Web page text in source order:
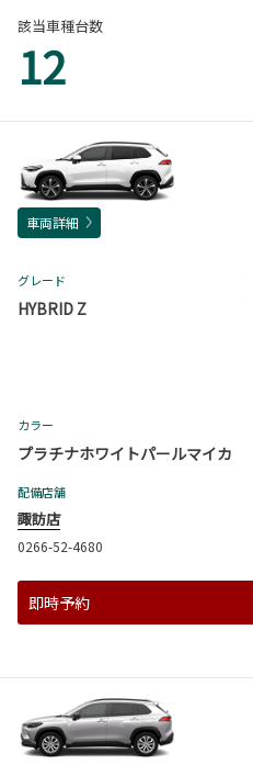
該当車種台数
12
車両詳細
グレード
HYBRID Z
カラー
プラチナホワイトパールマイカ
配備店舗
諏訪店
0266-52-4680
即時予約